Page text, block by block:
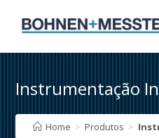
Instrumentação
Home > Produtos >